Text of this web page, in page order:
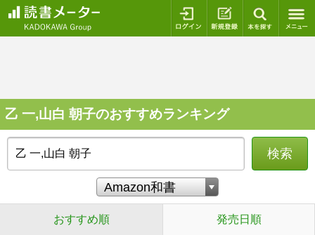
ログイン 新規登録
乙 一,山白 朝子のおすすめランキング
検索
おすすめ順 発売日順